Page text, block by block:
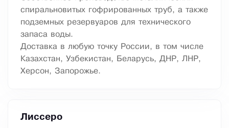
спиральновитых гофрированных труб, а также
подземных резервуаров для технического
запаса воды.
Доставка в любую точку России, в том числе
Казахстан, Узбекистан, Беларусь, ДНР, ЛНР,
Херсон, Запорожье.
Лиссеро